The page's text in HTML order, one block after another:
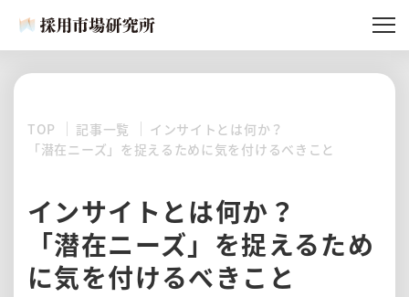
記事一覧
所員紹介
TOP 記事一覧
インサイトとは何か？
「潜在ニーズ」を捉えるために気を付けるべきこと
インサイトとは何か？
「潜在ニーズ」を捉えるため
に気を付けるべきこと